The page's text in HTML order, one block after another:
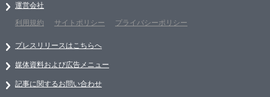
運営会社
利用規約
サイトポリシー プライバシーポリシー
プレスリリースはこちらへ
媒体資料および広告メニュー
記事に関するお問い合わせ